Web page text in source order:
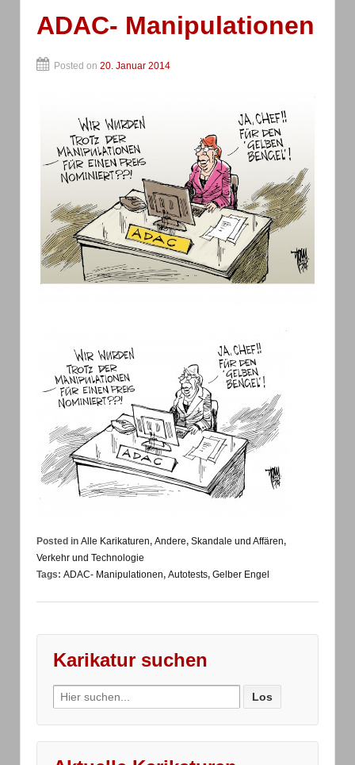
ADAC- Manipulationen
Posted on 20. Januar 2014
Posted in Alle Karikaturen, Andere, Skandale und Affären,
Verkehr und Technologie
Tags: ADAC- Manipulationen, Autotests, Gelber Engel
Karikatur suchen
Search
for: